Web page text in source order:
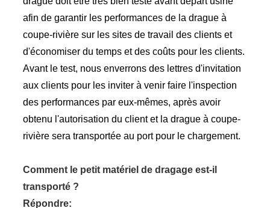
afin de garantir les performances de la drague à
coupe-rivière sur les sites de travail des clients et
d'économiser du temps et des coûts pour les clients.
Avant le test, nous enverrons des lettres d'invitation
aux clients pour les inviter à venir faire l'inspection
des performances par eux-mêmes, après avoir
obtenu l'autorisation du client et la drague à coupe-
rivière sera transportée au port pour le chargement.
Comment le petit matériel de dragage est-il
transporté ?
Répondre: